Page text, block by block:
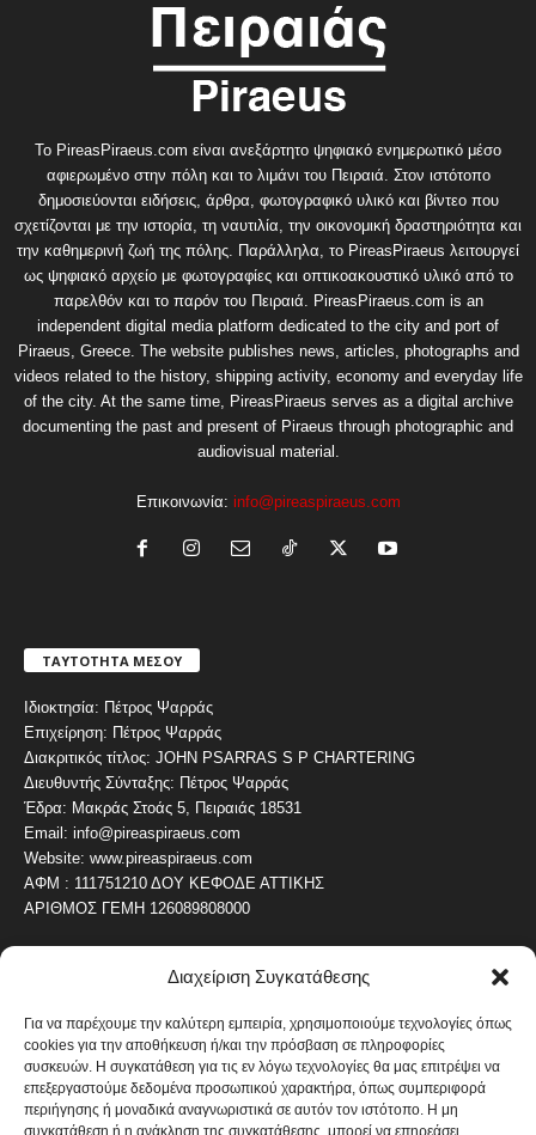
Διαχείριση Συγκατάθεσης
Για να παρέχουμε την καλύτερη εμπειρία, χρησιμοποιούμε τεχνολογίες όπως
cookies για την αποθήκευση ή/και την πρόσβαση σε πληροφορίες
συσκευών. Η συγκατάθεση για τις εν λόγω τεχνολογίες θα μας επιτρέψει να
επεξεργαστούμε δεδομένα προσωπικού χαρακτήρα, όπως συμπεριφορά
περιήγησης ή μοναδικά αναγνωριστικά σε αυτόν τον ιστότοπο. Η μη
συγκατάθεση ή η ανάκληση της συγκατάθεσης, μπορεί να επηρεάσει
Το PireasPiraeus.com είναι ανεξάρτητο ψηφιακό ενημερωτικό μέσο
αφιερωμένο στην πόλη και το λιμάνι του Πειραιά. Στον ιστότοπο
δημοσιεύονται ειδήσεις, άρθρα, φωτογραφικό υλικό και βίντεο που
σχετίζονται με την ιστορία, τη ναυτιλία, την οικονομική δραστηριότητα και
την καθημερινή ζωή της πόλης. Παράλληλα, το PireasPiraeus λειτουργεί
ως ψηφιακό αρχείο με φωτογραφίες και οπτικοακουστικό υλικό από το
παρελθόν και το παρόν του Πειραιά. PireasPiraeus.com is an
independent digital media platform dedicated to the city and port of
Piraeus, Greece. The website publishes news, articles, photographs and
videos related to the history, shipping activity, economy and everyday life
of the city. At the same time, PireasPiraeus serves as a digital archive
documenting the past and present of Piraeus through photographic and
audiovisual material.
Επικοινωνία: info@pireaspiraeus.com
ΤΑΥΤΟΤΗΤΑ ΜΕΣΟΥ
Ιδιοκτησία: Πέτρος Ψαρράς
Επιχείρηση: Πέτρος Ψαρράς
Διακριτικός τίτλος: JOHN PSARRAS S P CHARTERING
Διευθυντής Σύνταξης: Πέτρος Ψαρράς
Έδρα: Μακράς Στοάς 5, Πειραιάς 18531
Email: info@pireaspiraeus.com
Website: www.pireaspiraeus.com
ΑΦΜ : 111751210 ΔΟΥ ΚΕΦΟΔΕ ΑΤΤΙΚΗΣ
ΑΡΙΘΜΟΣ ΓΕΜΗ 126089808000
ΔΗΜΟΦΙΛΗ ΚΑΤΗΓΟΡΙΑ
ΝΕΑ ΤΟΥ ΠΕΙΡΑΙΑ 4487
ΟΛΥΜΠΙΑΚΟΣ
ΑΛΛΑ ΚΟΙΝΩΝΙΚΑ
ΕΙΔΗΣΕΙΣ ΝΑΥΤΙΛΙΑ